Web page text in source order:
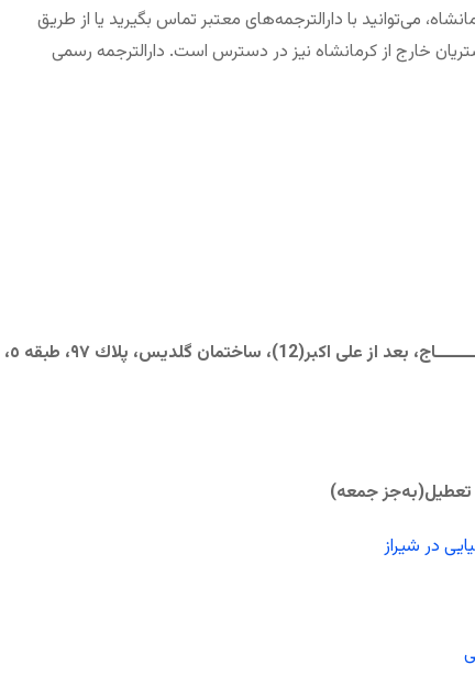
می‌توانید با دارالترجمه‌های معتبر تماس بگیرید یا از طریق
خارج از کرمانشاه نیز در دسترس است. دارالترجمه رسمی
تهران، سعــــــادت آباد، بالاتــــــر از ميــــــدان كـــــــــــاج، بعد از علی اکبر(12)، ساختمان گلديس، پلاك ٩٧، طبقه ٥،
تعطیل(به‌جز جمعه)
در شیراز